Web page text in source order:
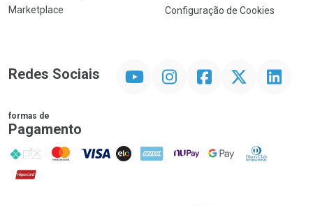
Marketplace
Configuração de Cookies
Redes Sociais InstagramFacebookTwitter Linkedin
formas de
Pagamento
PIX MasterCard
VISA ELO AMEX NuPay Google PayDiners Club
Hipercard